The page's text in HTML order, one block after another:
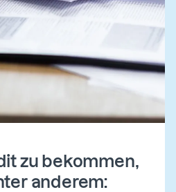
zu bekommen,
anderem: